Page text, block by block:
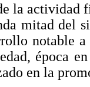
la actividad
mitad del
notable
época
en la